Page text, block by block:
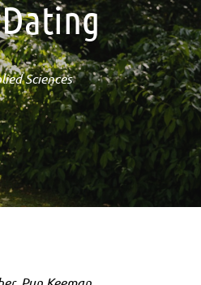
Sciences